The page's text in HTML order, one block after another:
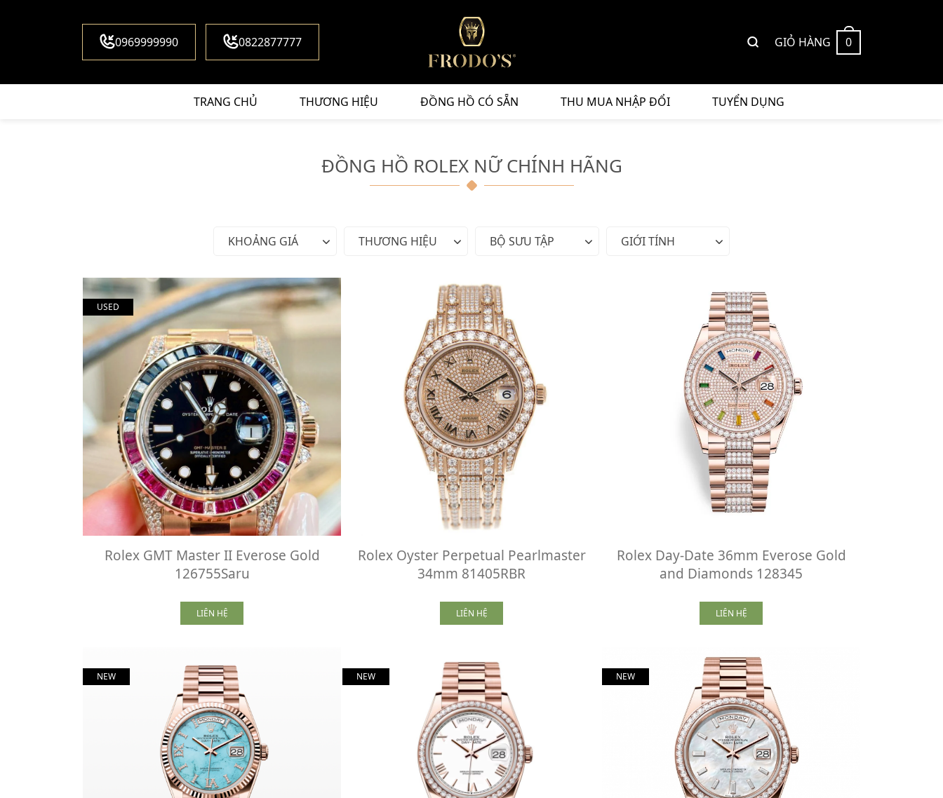
0969999990 0822877777 GIỎ HÀNG 0
TRANG CHỦ THƯƠNG HIỆU ĐỒNG HỒ CÓ SẴN THU MUA NHẬP ĐỔI TUYỂN DỤNG
ĐỒNG HỒ ROLEX NỮ CHÍNH HÃNG
KHOẢNG GIÁ THƯƠNG HIỆU BỘ SƯU TẬP GIỚI TÍNH
USED
Rolex GMT Master II Everose Gold
126755Saru
LIÊN HỆ
Rolex Oyster Perpetual Pearlmaster
34mm 81405RBR
LIÊN HỆ
Rolex Day-Date 36mm Everose Gold
and Diamonds 128345
LIÊN HỆ
NEW NEW NEW